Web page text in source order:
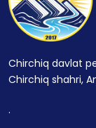
Chirchiq davlat
Chirchiq shahri,
.